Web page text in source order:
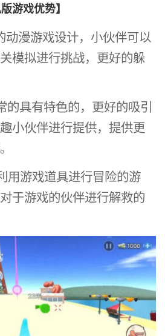
游戏优势】
动漫游戏设计，小伙伴可以
模拟进行挑战，更好的躲
的具有特色的，更好的吸引
小伙伴进行提供，提供更
用游戏道具进行冒险的游
于游戏的伙伴进行解救的